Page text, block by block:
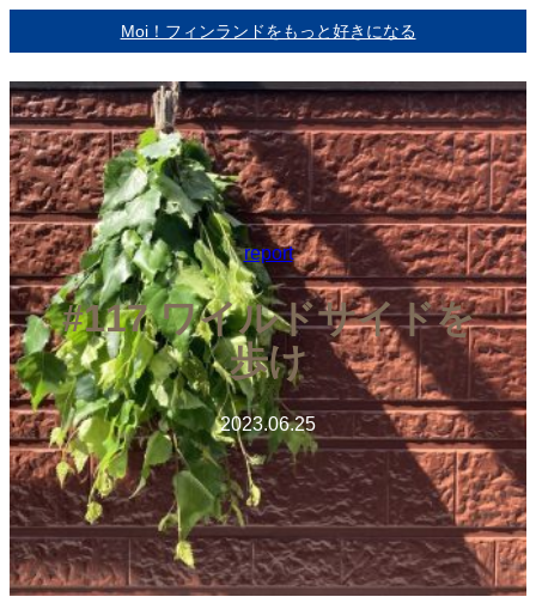
容
を
ス
キ
ッ
プ
Moi！フィンランドをもっと好きになる
report
#117 ワイルドサイドを
歩け
2023.06.25